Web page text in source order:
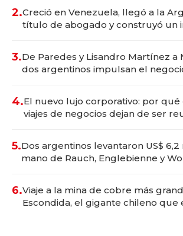
2.Creció en Venezuela, llegó a la
título de abogado y construyó un
3.De Paredes y Lisandro Martínez a
dos argentinos impulsan el
4.El nuevo lujo corporativo: por qué
viajes de negocios dejan de ser
5.Dos argentinos levantaron US$
mano de Rauch, Englebienne y
6.Viaje a la mina de cobre más
Escondida, el gigante chileno que